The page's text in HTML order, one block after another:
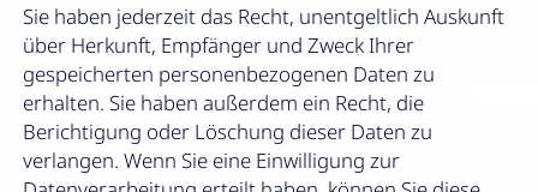
Sie haben jederzeit das Recht, unentgeltlich Auskunft
über Herkunft, Empfänger und Zweck Ihrer
gespeicherten personenbezogenen Daten zu
erhalten. Sie haben außerdem ein Recht, die
Berichtigung oder Löschung dieser Daten zu
verlangen. Wenn Sie eine Einwilligung zur